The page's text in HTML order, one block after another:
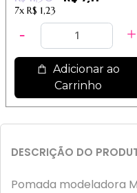
7x R$ 1,23
Adicionar ao
Carrinho
DESCRIÇÃO DO
Pomada modeladora